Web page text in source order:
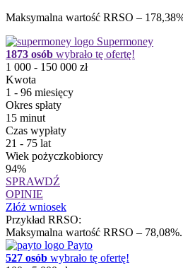
Maksymalna wartość RRSO –
Supermoney
1873 osób wybrało tę ofertę!
1 000 - 150 000 zł
Kwota
1 - 96 miesięcy
Okres spłaty
15 minut
Czas wypłaty
21 - 75 lat
Wiek pożyczkobiorcy
94%
SPRAWDŹ
OPINIE
Złóż wniosek
Przykład RRSO:
Maksymalna wartość RRSO – 78,08%.
Payto
527 osób wybrało tę ofertę!